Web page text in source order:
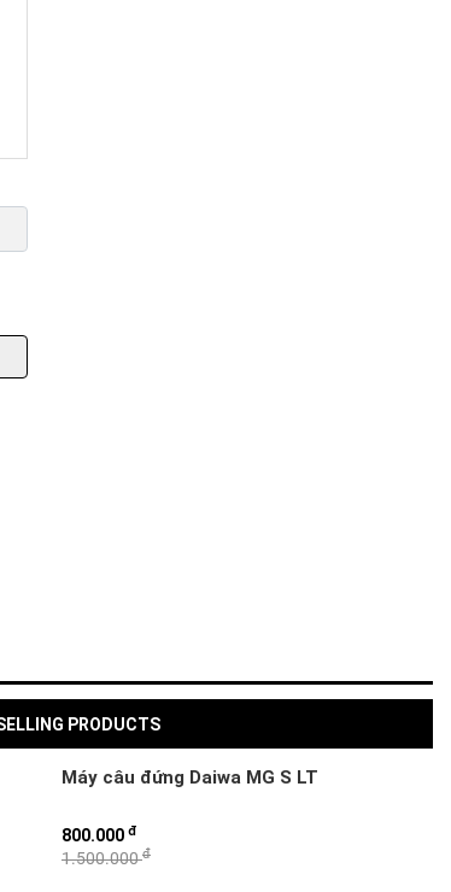
PRODUCTS
Máy câu đứng Daiwa MG S LT
1.500.000đ
800.000 đ